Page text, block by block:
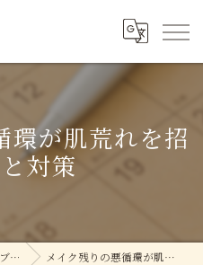
環が肌荒れを招
対策
ブログ メイク残りの悪循環が肌荒れを招く理由と対策